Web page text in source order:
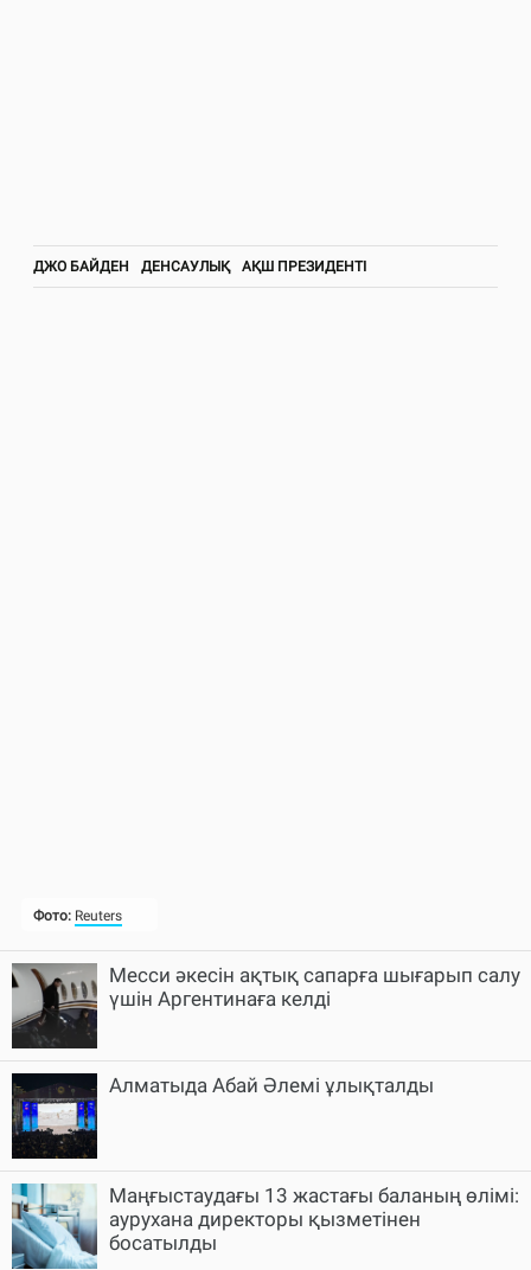
Месси әкесін ақтық сапарға шығарып салу
үшін Аргентинаға келді
Алматыда Абай Әлемі ұлықталды
Маңғыстаудағы 13 жастағы баланың өлімі:
аурухана директоры қызметінен
босатылды